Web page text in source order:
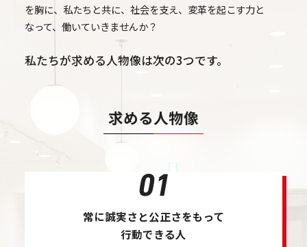
を胸に、 私たちと共に、社会を支え、変革を起こす力と
なって、働いていきませんか？
私たちが求める人物像は次の3つです。
求める人物像
常に誠実さと公正さをもって
行動できる人